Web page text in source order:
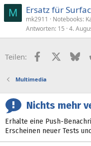
M Ersatz für
mk2911
Notebooks:
Antworten 15 4.
Teilen: Facebook
X
Multimedia
Nichts mehr
Erhalte eine Push-
Erscheinen neuer Tests